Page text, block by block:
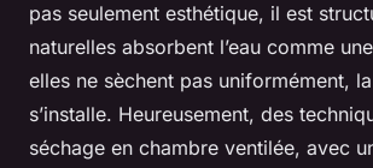
pas seulement esthétique, il est
naturelles absorbent l’eau comme
elles ne sèchent pas uniformément,
s’installe. Heureusement, des
séchage en chambre ventilée, avec